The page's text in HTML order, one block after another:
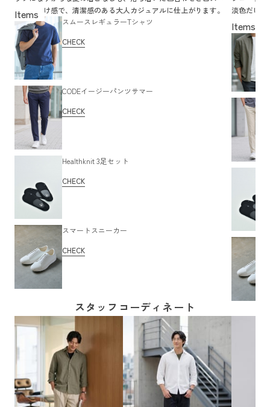
カーの抜け感で、清潔感のある大人カジュアルに仕上がります。
スムースレギュラーTシャツ
CHECK
CODEイージーパンツサマー
CHECK
Healthknit 3足セット
CHECK
スマートスニーカー
CHECK
淡色だけ
すぎず大
スタッフコーディネート